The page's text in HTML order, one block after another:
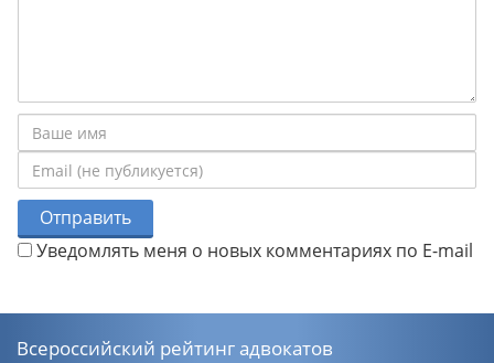
Отправить
Уведомлять меня о новых комментариях по E-mail
Всероссийский рейтинг адвокатов